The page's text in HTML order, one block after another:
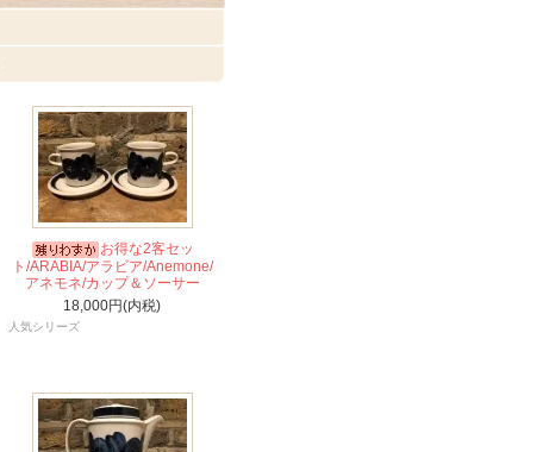
お得な2客セッ
ト/ARABIA/アラビア/Anemone/
アネモネ/カップ＆ソーサー
18,000円(内税)
人気シリーズ